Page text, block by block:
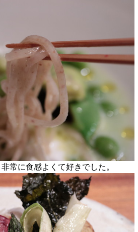
常に食感よくて好きでした。